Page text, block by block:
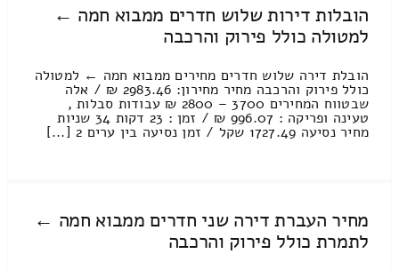
הובלות דירות שלוש חדרים ממבוא חמה ←
למטולה כולל פירוק והרכבה
הובלת דירה שלוש חדרים מחירים ממבוא חמה ← למטולה
כולל פירוק והרכבה מחיר מחירון: 2983.46 ₪ / אלה
שבטווח המחירים 3700 – 2800 ₪ עבודות סבלות ,
טעינה ופריקה : 996.07 ₪ / זמן : 23 דקות 34 שניות
מחיר נסיעה 1727.49 שקל / זמן נסיעה בין ערים 2 [...]
מחיר העברת דירה שני חדרים ממבוא חמה ←
לתמרת כולל פירוק והרכבה